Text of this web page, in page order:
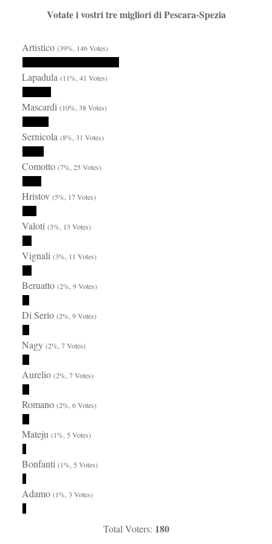
Votate i vostri tre migliori di Pescara-Spezia
Artistico(39%, 146 Votes)
Lapadula(11%, 41 Votes)
Mascardi(10%, 38 Votes)
Sernicola(8%, 31 Votes)
Comotto(7%, 25 Votes)
Hristov(5%, 17 Votes)
Valoti(3%, 13 Votes)
Vignali(3%, 11 Votes)
Beruatto(2%, 9 Votes)
Di Serio(2%, 9 Votes)
Nagy(2%, 7 Votes)
Aurelio(2%, 7 Votes)
Romano(2%, 6 Votes)
Mateju(1%, 5 Votes)
Bonfanti(1%, 5 Votes)
Adamo(1%, 3 Votes)
Total Voters: 180